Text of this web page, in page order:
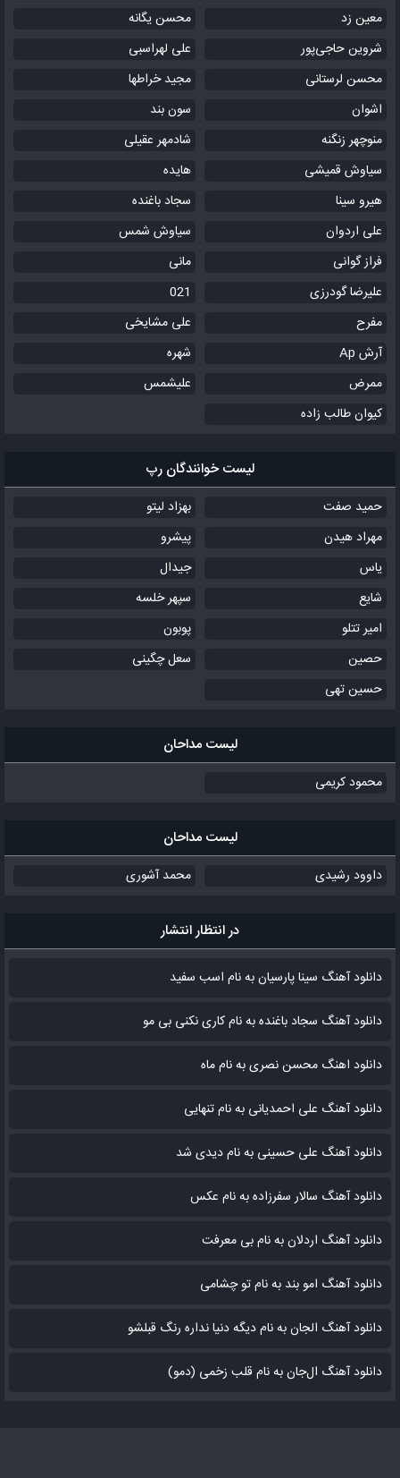
معین زد
محسن یگانه
شروین حاجی‌پور
علی لهراسبی
محسن لرستانی
مجید خراطها
اشوان
سون بند
منوچهر زنگنه
شادمهر عقیلی
سیاوش قمیشی
هایده
هیرو سینا
سجاد باغنده
علی اردوان
سیاوش شمس
فراز گوانی
مانی
علیرضا گودرزی
021
مفرح
علی مشایخی
آرش Ap
شهره
ممرض
علیشمس
کیوان طالب زاده
لیست خوانندگان رپ
حمید صفت
بهزاد لیتو
مهراد هیدن
پیشرو
یاس
جیدال
شایع
سپهر خلسه
امیر تتلو
پوبون
حصین
سعل چگینی
حسین تهی
لیست مداحان
محمود کریمی
لیست مداحان
داوود رشیدی محمد آشوری
در انتظار انتشار
دانلود آهنگ سینا پارسیان به نام اسب سفید
دانلود آهنگ سجاد باغنده به نام کاری نکنی بی مو
دانلود اهنگ محسن نصری به نام‌ ماه
دانلود آهنگ علی احمدیانی به نام تنهایی
دانلود آهنگ علی حسینی به نام دیدی شد
دانلود آهنگ سالار سفرزاده به نام عکس
دانلود آهنگ اردلان به نام بی معرفت
دانلود آهنگ امو بند به نام تو چشامی
دانلود آهنگ الجان به نام دیگه دنیا نداره رنگ قبلشو
دانلود آهنگ ال‌جان به نام قلب زخمی (دمو)